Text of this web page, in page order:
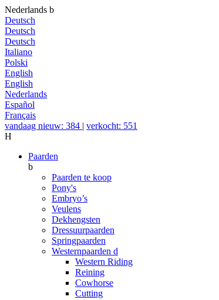
Nederlands b
Deutsch
Deutsch
Deutsch
Italiano
Polski
English
English
Nederlands
Español
Français
vandaag nieuw: 384 | verkocht: 551
H
Paarden
b
Paarden te koop
Pony's
Embryo’s
Veulens
Dekhengsten
Dressuurpaarden
Springpaarden
Westernpaarden d
Western Riding
Reining
Cowhorse
Cutting